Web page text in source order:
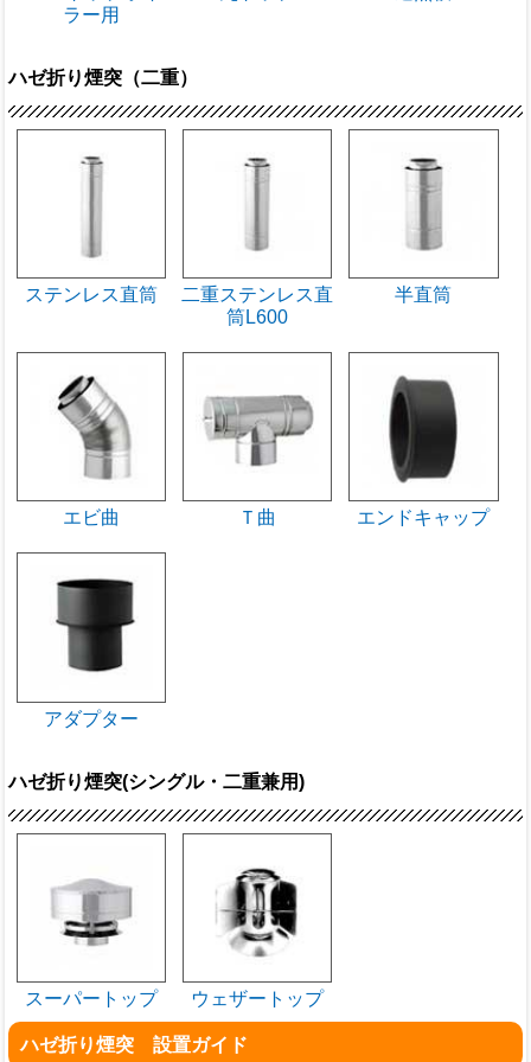
ラー用
ハゼ折り煙突（二重）
ステンレス直筒
二重ステンレス直
筒L600
半直筒
エビ曲 Ｔ曲 エンドキャップ
アダプター
ハゼ折り煙突(シングル・二重兼用)
スーパートップ ウェザートップ
ハゼ折り煙突 設置ガイド